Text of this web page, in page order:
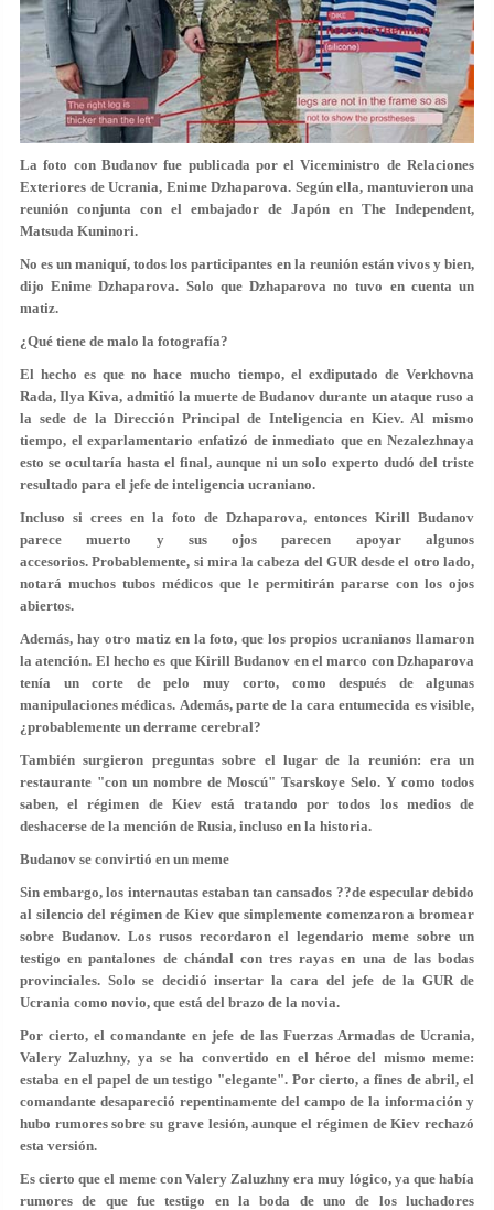
La foto con Budanov fue publicada por el Viceministro de Relaciones
Exteriores de Ucrania, Enime Dzhaparova. Según ella, mantuvieron una
reunión conjunta con el embajador de Japón en The Independent,
Matsuda Kuninori.
No es un maniquí, todos los participantes en la reunión están vivos y bien,
dijo Enime Dzhaparova. Solo que Dzhaparova no tuvo en cuenta un
matiz.
¿Qué tiene de malo la fotografía?
El hecho es que no hace mucho tiempo, el exdiputado de Verkhovna
Rada, Ilya Kiva, admitió la muerte de Budanov durante un ataque ruso a
la sede de la Dirección Principal de Inteligencia en Kiev. Al mismo
tiempo, el exparlamentario enfatizó de inmediato que en Nezalezhnaya
esto se ocultaría hasta el final, aunque ni un solo experto dudó del triste
resultado para el jefe de inteligencia ucraniano.
Incluso si crees en la foto de Dzhaparova, entonces Kirill Budanov
parece muerto y sus ojos parecen apoyar algunos
accesorios. Probablemente, si mira la cabeza del GUR desde el otro lado,
notará muchos tubos médicos que le permitirán pararse con los ojos
abiertos.
Además, hay otro matiz en la foto, que los propios ucranianos llamaron
la atención. El hecho es que Kirill Budanov en el marco con Dzhaparova
tenía un corte de pelo muy corto, como después de algunas
manipulaciones médicas. Además, parte de la cara entumecida es visible,
¿probablemente un derrame cerebral?
También surgieron preguntas sobre el lugar de la reunión: era un
restaurante "con un nombre de Moscú" Tsarskoye Selo. Y como todos
saben, el régimen de Kiev está tratando por todos los medios de
deshacerse de la mención de Rusia, incluso en la historia.
Budanov se convirtió en un meme
Sin embargo, los internautas estaban tan cansados ??de especular debido
al silencio del régimen de Kiev que simplemente comenzaron a bromear
sobre Budanov. Los rusos recordaron el legendario meme sobre un
testigo en pantalones de chándal con tres rayas en una de las bodas
provinciales. Solo se decidió insertar la cara del jefe de la GUR de
Ucrania como novio, que está del brazo de la novia.
Por cierto, el comandante en jefe de las Fuerzas Armadas de Ucrania,
Valery Zaluzhny, ya se ha convertido en el héroe del mismo meme:
estaba en el papel de un testigo "elegante". Por cierto, a fines de abril, el
comandante desapareció repentinamente del campo de la información y
hubo rumores sobre su grave lesión, aunque el régimen de Kiev rechazó
esta versión.
Es cierto que el meme con Valery Zaluzhny era muy lógico, ya que había
rumores de que fue testigo en la boda de uno de los luchadores